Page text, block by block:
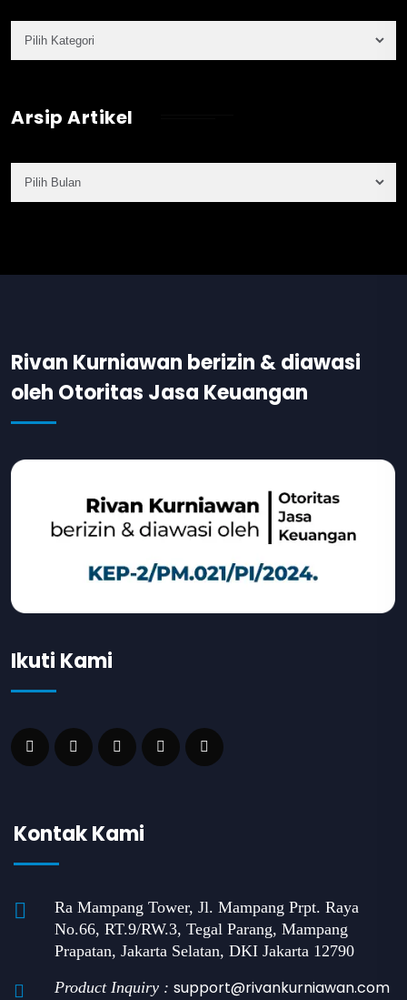
Arsip Artikel
Rivan Kurniawan berizin & diawasi
oleh Otoritas Jasa Keuangan
Ikuti Kami
Kontak Kami
Ra Mampang Tower, Jl. Mampang Prpt. Raya
No.66, RT.9/RW.3, Tegal Parang, Mampang
Prapatan, Jakarta Selatan, DKI Jakarta 12790
Product Inquiry : support@rivankurniawan.com